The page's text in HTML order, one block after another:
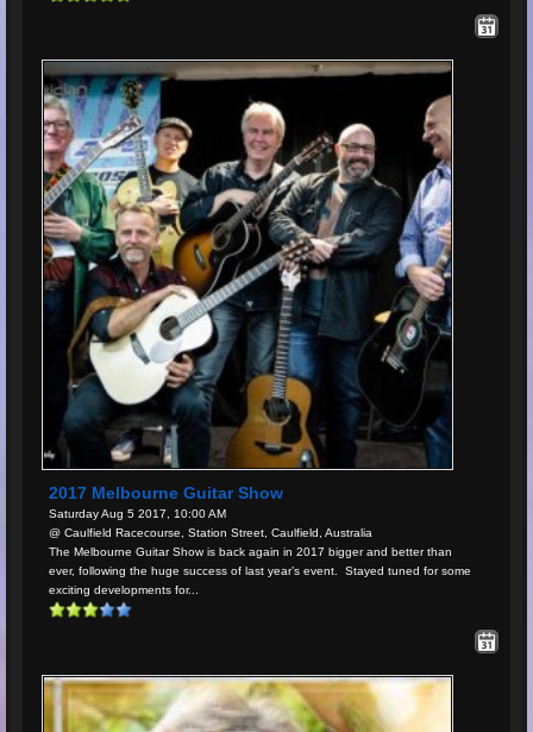
2017 Melbourne Guitar Show
Saturday Aug 5 2017, 10:00 AM
@ Caulfield Racecourse, Station Street, Caulfield, Australia
The Melbourne Guitar Show is back again in 2017 bigger and better than
ever, following the huge success of last year’s event. Stayed tuned for some
exciting developments for...